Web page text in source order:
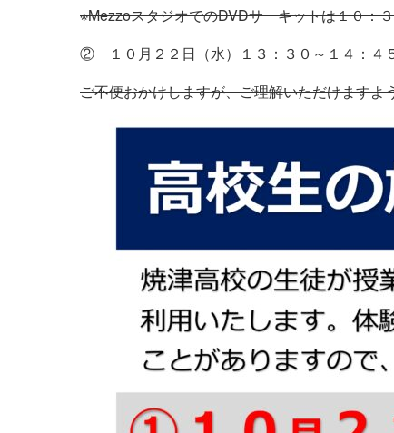
※MezzoスタジオでのDVDサーキットは１０：
② １０月２２日（水）１３：３０～１４：４
ご不便おかけしますが、ご理解いただけますよ